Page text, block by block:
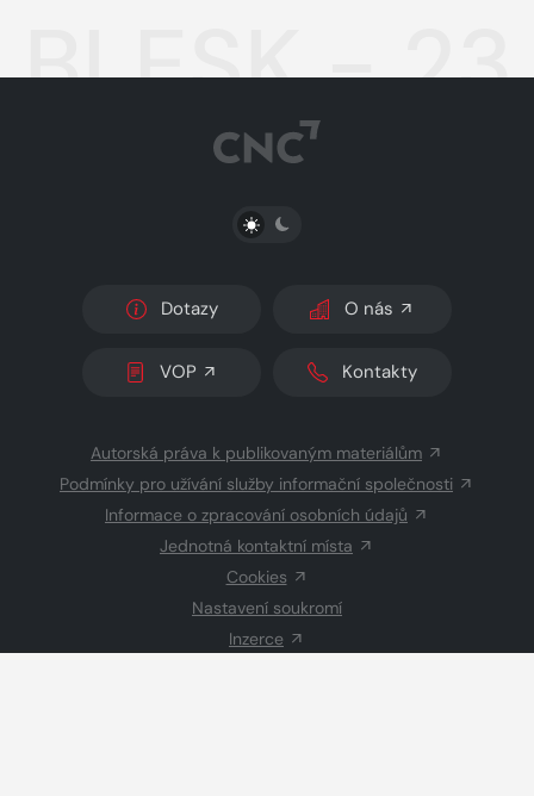
BLESK -
PŘEPNOUT SVĚTLÝ/TMAVÝ REŽIM
Dotazy O nás
VOP Kontakty
Autorská práva k publikovaným materiálům
Podmínky pro užívání služby informační společnosti
Informace o zpracování osobních údajů
Jednotná kontaktní místa
Cookies
Nastavení soukromí
Inzerce